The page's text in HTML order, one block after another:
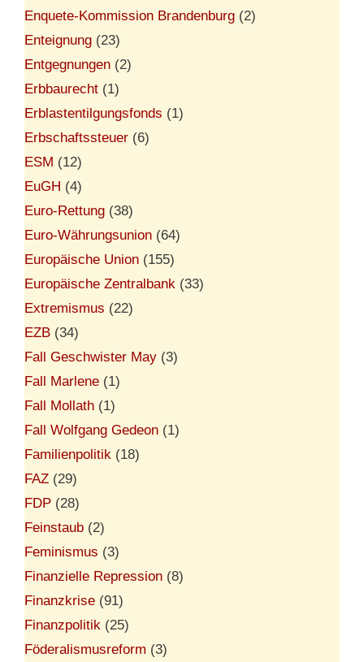
Enquete-Kommission Brandenburg (2)
Enteignung (23)
Entgegnungen (2)
Erbbaurecht (1)
Erblastentilgungsfonds (1)
Erbschaftssteuer (6)
ESM (12)
EuGH (4)
Euro-Rettung (38)
Euro-Währungsunion (64)
Europäische Union (155)
Europäische Zentralbank (33)
Extremismus (22)
EZB (34)
Fall Geschwister May (3)
Fall Marlene (1)
Fall Mollath (1)
Fall Wolfgang Gedeon (1)
Familienpolitik (18)
FAZ (29)
FDP (28)
Feinstaub (2)
Feminismus (3)
Finanzielle Repression (8)
Finanzkrise (91)
Finanzpolitik (25)
Föderalismusreform (3)